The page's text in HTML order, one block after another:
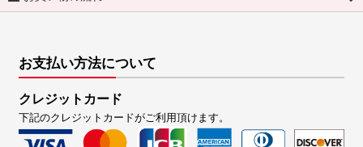
お支払い方法について
クレジットカード
下記のクレジットカードがご利用頂けます。